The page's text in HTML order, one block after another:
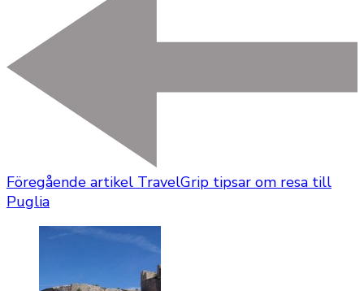
Föregående artikel TravelGrip tipsar om resa till
Puglia